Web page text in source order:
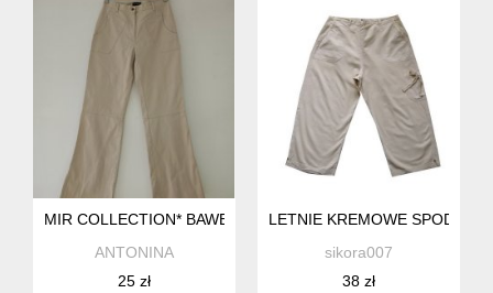
MIR COLLECTION* BAWEŁNIANE SPODNIE DZWONY XS/S
ANTONINA
25 zł
LETNIE KREMOWE SPODNIE
sikora007
38 zł